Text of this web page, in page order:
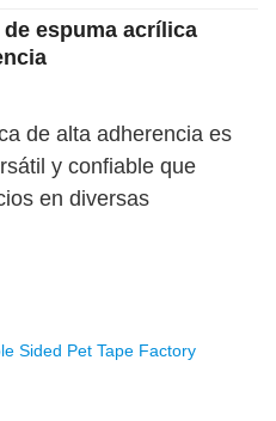
espuma acrílica
de alta adherencia es
y confiable que
en diversas
Una de las principales
adhesión